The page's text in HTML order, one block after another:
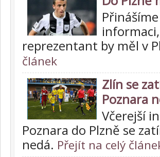
reprezentant by měl v
článek
Zlín se
Poznara
Včerejší
Poznara do Plzně se
nedá. Přejít na celý